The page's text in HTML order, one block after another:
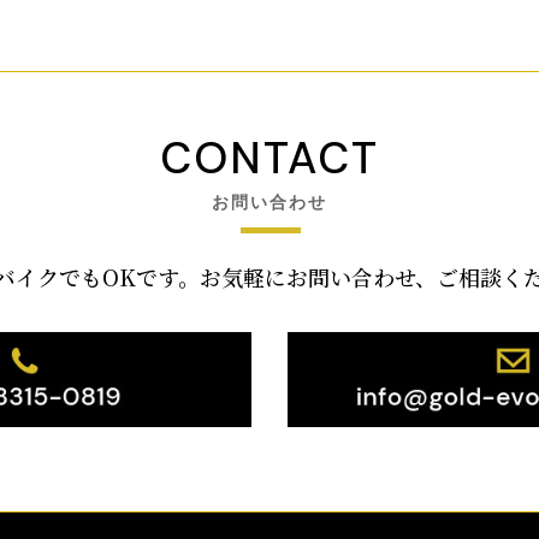
CONTACT
お問い合わせ
イクでもOKです。お気軽にお問い合わせ、ご相談く